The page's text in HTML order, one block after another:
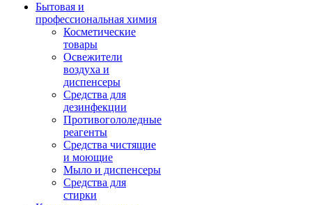
Бытовая и
профессиональная химия
Косметические
товары
Освежители
воздуха и
диспенсеры
Средства для
дезинфекции
Противогололедные
реагенты
Средства чистящие
и моющие
Мыло и диспенсеры
Средства для
стирки